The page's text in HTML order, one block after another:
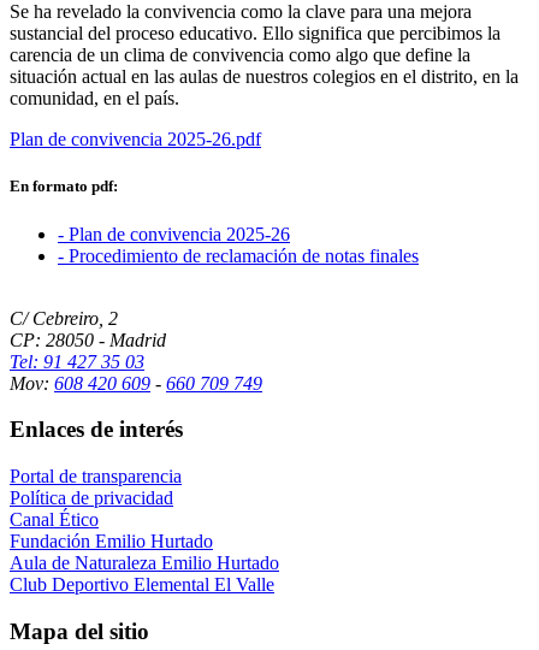
Se ha revelado la convivencia como la clave para una mejora
sustancial del proceso educativo. Ello significa que percibimos la
carencia de un clima de convivencia como algo que define la
situación actual en las aulas de nuestros colegios en el distrito, en la
comunidad, en el país.
Plan de convivencia 2025-26.pdf
En formato pdf:
- Plan de convivencia 2025-26
- Procedimiento de reclamación de notas finales
C/ Cebreiro, 2
CP: 28050 - Madrid
Tel: 91 427 35 03
Mov: 608 420 609 - 660 709 749
Enlaces de interés
Portal de transparencia
Política de privacidad
Canal Ético
Fundación Emilio Hurtado
Aula de Naturaleza Emilio Hurtado
Club Deportivo Elemental El Valle
Mapa del sitio